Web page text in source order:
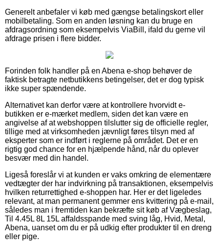
Generelt anbefaler vi køb med gængse betalingskort eller
mobilbetaling. Som en anden løsning kan du bruge en
afdragsordning som eksempelvis ViaBill, ifald du gerne vil
afdrage prisen i flere bidder.
Forinden folk handler på en Abena e-shop behøver de
faktisk betragte netbutikkens betingelser, det er dog typisk
ikke super spændende.
Alternativet kan derfor være at kontrollere hvorvidt e-
butikken er e-mærket medlem, siden det kan være en
angivelse af at webshoppen tilslutter sig de officielle regler,
tillige med at virksomheden jævnligt føres tilsyn med af
eksperter som er indført i reglerne på området. Det er en
rigtig god chance for en hjælpende hånd, når du oplever
besvær med din handel.
Ligeså foreslår vi at kunden er vaks omkring de elementære
vedtægter der har indvirkning på transaktionen, eksempelvis
hvilken returrettighed e-shoppen har. Her er det ligeledes
relevant, at man permanent gemmer ens kvittering på e-mail,
således man i fremtiden kan bekræfte sit køb af Vægbeslag,
Til 4.45L 8L 15L affaldsspande med sving låg, Hvid, Metal,
Abena, uanset om du er på udkig efter produkter til en dreng
eller pige.